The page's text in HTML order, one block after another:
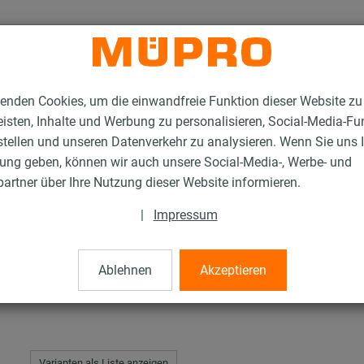
Cookies, um die einwandfreie Funktion dieser Website zu
Inhalte und Werbung zu personalisieren, Social-Media-
und unseren Datenverkehr zu analysieren. Wenn Sie uns
geben, können wir auch unsere Social-Media-, Werbe- und
über Ihre Nutzung dieser Website informieren.
| Impressum
Ablehnen Akzeptieren
für die Sprinklerbefestigung Schraubrohrschellen, schwere
schwere